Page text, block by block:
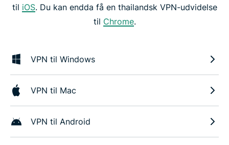
til iOS. Du kan endda få en thailandsk VPN-udvidelse
til Chrome.
VPN til Windows
VPN til Mac
VPN til Android